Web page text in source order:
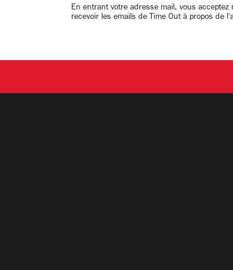
email
En entrant votre adresse mail, vous acceptez
recevoir les emails de Time Out à propos de